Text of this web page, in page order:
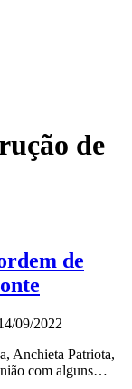
de
de
09/2022
Anchieta Patriota,
com alguns…